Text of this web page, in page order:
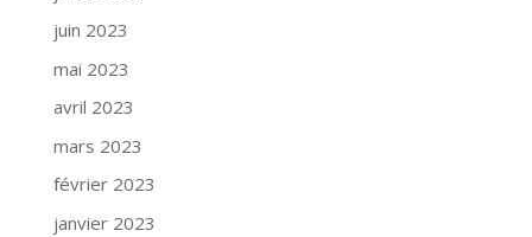
juin 2023
mai 2023
avril 2023
mars 2023
février 2023
janvier 2023